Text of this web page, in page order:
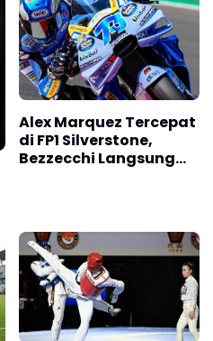
Alex Marquez Tercepat
di FP1 Silverstone,
Bezzecchi Langsung